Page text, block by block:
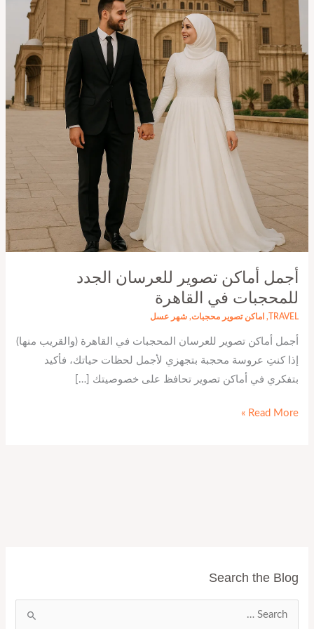
أجمل أماكن تصوير للعرسان الجدد
للمحجبات في القاهرة
TRAVEL
, اماكن تصوير محجبات,شهر عسل
أجمل أماكن تصوير للعرسان المحجبات في القاهرة (والقريب منها)
إذا كنتِ عروسة محجبة بتجهزي لأجمل لحظات حياتك، فأكيد
بتفكري في أماكن تصوير تحافظ على خصوصيتك […]
Read More »
Search the Blog